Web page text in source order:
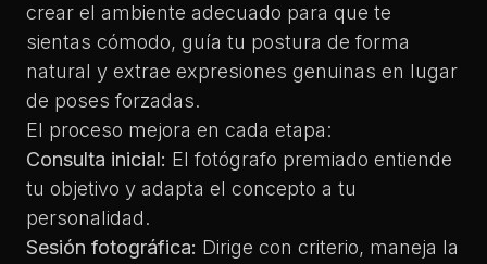
crear el ambiente adecuado para que te
sientas cómodo, guía tu postura de forma
natural y extrae expresiones genuinas en lugar
de poses forzadas.
El proceso mejora en cada etapa:
Consulta inicial: El fotógrafo premiado entiende
tu objetivo y adapta el concepto a tu
personalidad.
Sesión fotográfica: Dirige con criterio, maneja la